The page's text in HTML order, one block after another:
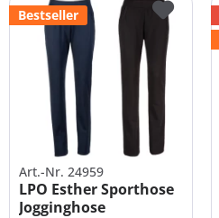
Bestseller
Art.-Nr. 24959
LPO Esther Sporthose
Jogginghose